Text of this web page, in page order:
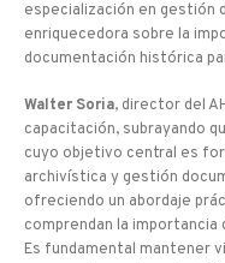
especialización en gestión
enriquecedora sobre la
documentación histórica
Walter Soria, director del
capacitación, subrayando
cuyo objetivo central es
archivística y gestión
ofreciendo un abordaje
comprendan la
Es fundamental mantener